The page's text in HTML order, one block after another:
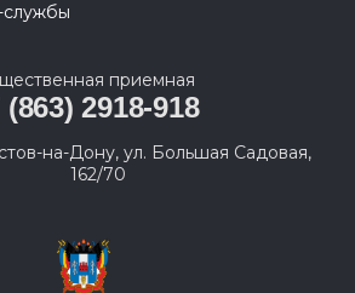
службы
приемная
(863) 2918-918
на-Дону, ул. Большая Садовая,
162/70